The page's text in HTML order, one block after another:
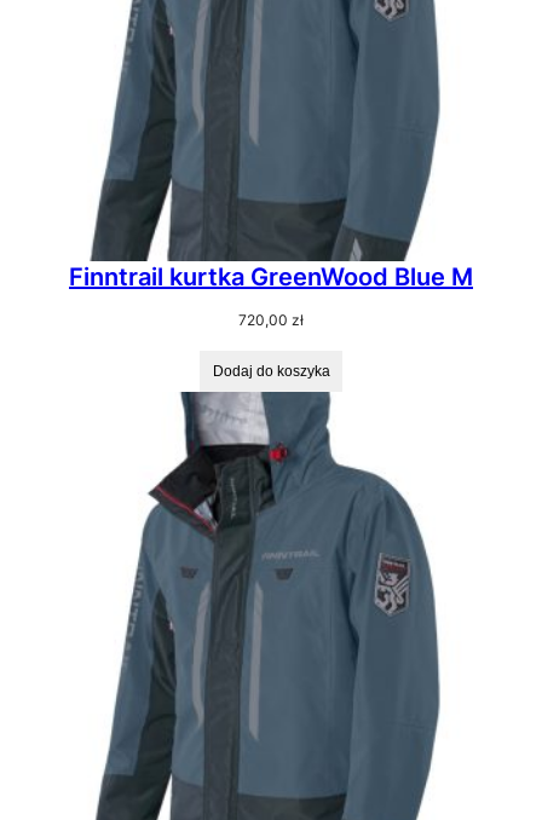
Finntrail kurtka GreenWood Blue M
720,00 zł
Dodaj do koszyka